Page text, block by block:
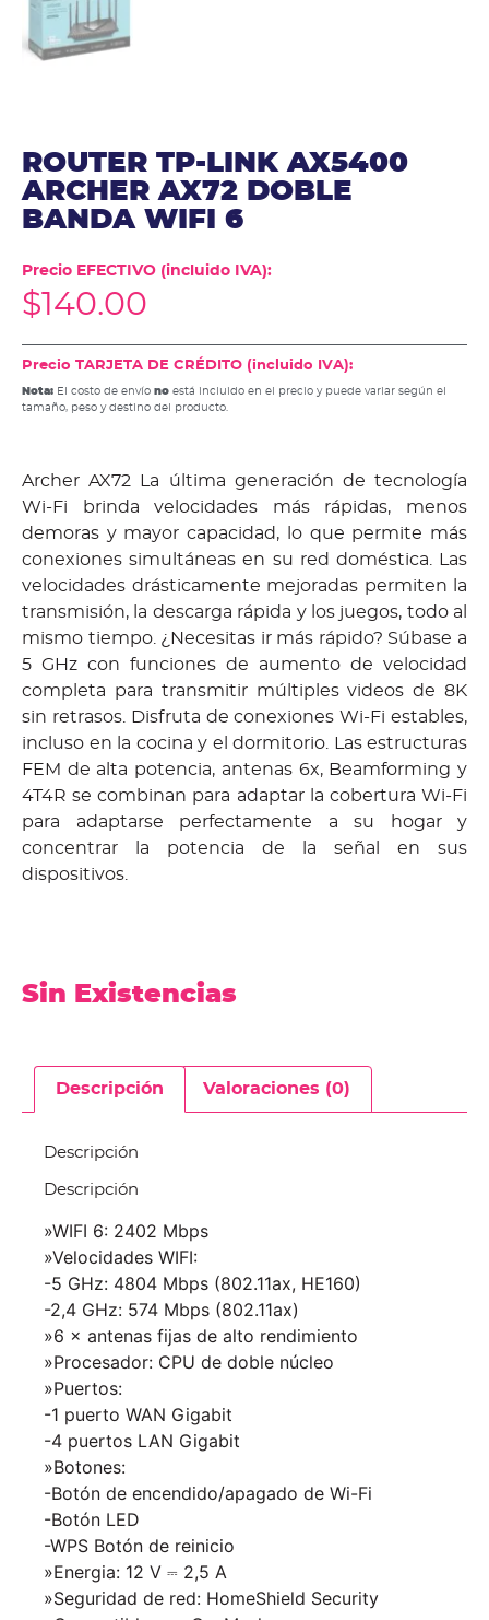
ROUTER TP-LINK AX5400
ARCHER AX72 DOBLE
BANDA WIFI 6
Precio EFECTIVO (incluido IVA):
$140.00
Precio TARJETA DE CRÉDITO (incluido IVA):
Nota: El costo de envío no está incluido en el precio y puede variar según el
tamaño, peso y destino del producto.
Archer AX72 La última generación de tecnología
Wi-Fi brinda velocidades más rápidas, menos
demoras y mayor capacidad, lo que permite más
conexiones simultáneas en su red doméstica. Las
velocidades drásticamente mejoradas permiten la
transmisión, la descarga rápida y los juegos, todo al
mismo tiempo. ¿Necesitas ir más rápido? Súbase a
5 GHz con funciones de aumento de velocidad
completa para transmitir múltiples videos de 8K
sin retrasos. Disfruta de conexiones Wi-Fi estables,
incluso en la cocina y el dormitorio. Las estructuras
FEM de alta potencia, antenas 6x, Beamforming y
4T4R se combinan para adaptar la cobertura Wi-Fi
para adaptarse perfectamente a su hogar y
concentrar la potencia de la señal en sus
dispositivos.
Sin Existencias
Descripción Valoraciones (0)
Descripción
Descripción
»WIFI 6: 2402 Mbps
»Velocidades WIFI:
-5 GHz: 4804 Mbps (802.11ax, HE160)
-2,4 GHz: 574 Mbps (802.11ax)
»6 × antenas fijas de alto rendimiento
»Procesador: CPU de doble núcleo
»Puertos:
-1 puerto WAN Gigabit
-4 puertos LAN Gigabit
»Botones:
-Botón de encendido/apagado de Wi-Fi
-Botón LED
-WPS Botón de reinicio
»Energia: 12 V ⎓ 2,5 A
»Seguridad de red: HomeShield Security